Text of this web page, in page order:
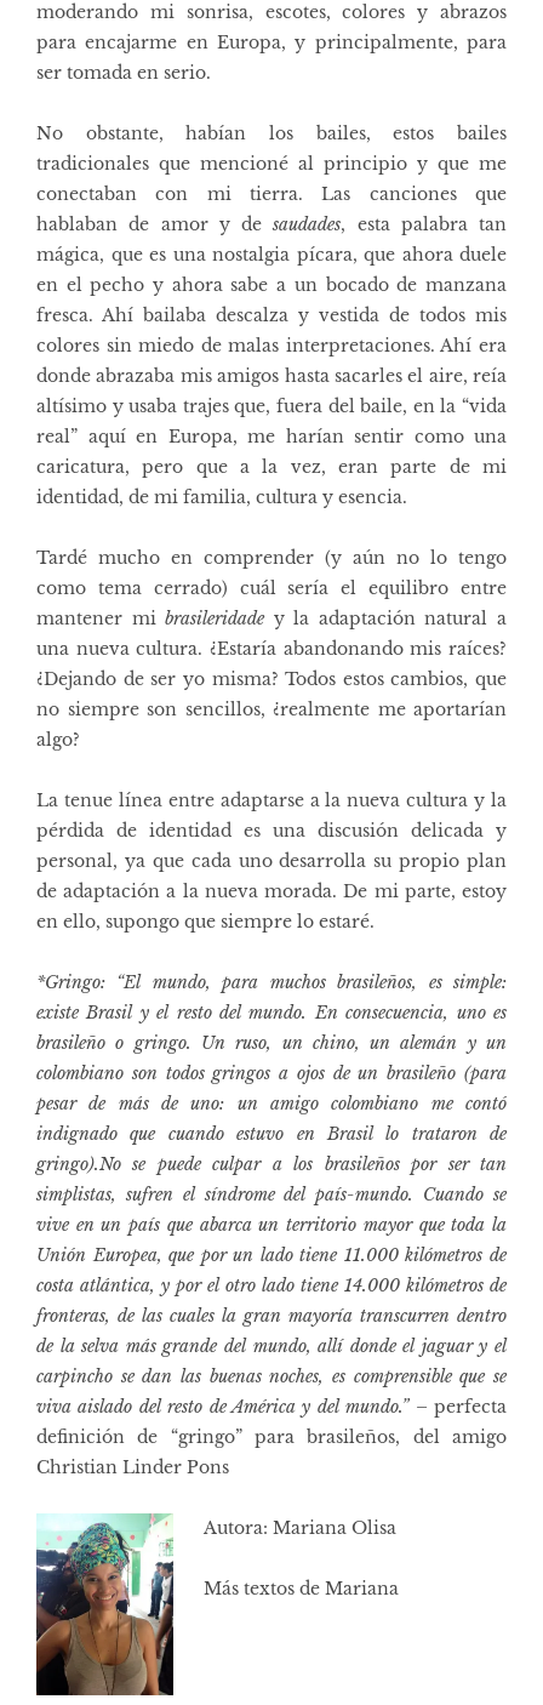
moderando mi sonrisa, escotes, colores y abrazos
para encajarme en Europa, y principalmente, para
ser tomada en serio.
No obstante, habían los bailes, estos bailes
tradicionales que mencioné al principio y que me
conectaban con mi tierra. Las canciones que
hablaban de amor y desaudades, esta palabra tan
mágica, que es una nostalgia pícara, que ahora duele
en el pecho y ahora sabe a un bocado de manzana
fresca. Ahí bailaba descalza y vestida de todos mis
colores sin miedo de malas interpretaciones. Ahí era
donde abrazaba mis amigos hasta sacarles el aire, reía
altísimo y usaba trajes que, fuera del baile, en la “vida
real” aquí en Europa, me harían sentir como una
caricatura, pero que a la vez, eran parte de mi
identidad, de mi familia, cultura y esencia.
Tardé mucho en comprender (y aún no lo tengo
como tema cerrado) cuál sería el equilibro entre
mantener mibrasileridadey la adaptación natural a
una nueva cultura. ¿Estaría abandonando mis raíces?
¿Dejando de ser yo misma? Todos estos cambios, que
no siempre son sencillos, ¿realmente me aportarían
algo?
La tenue línea entre adaptarse a la nueva cultura y la
pérdida de identidad es una discusión delicada y
personal, ya que cada uno desarrolla su propio plan
de adaptación a la nueva morada. De mi parte, estoy
en ello, supongo que siempre lo estaré.
*Gringo: “El mundo, para muchos brasileños, es simple:
existe Brasil y el resto del mundo. En consecuencia, uno es
brasileño o gringo. Un ruso, un chino, un alemán y un
colombiano son todos gringos a ojos de un brasileño (para
pesar de más de uno: un amigo colombiano me contó
indignado que cuando estuvo en Brasil lo trataron de
gringo).No se puede culpar a los brasileños por ser tan
simplistas, sufren el síndrome del país-mundo. Cuando se
vive en un país que abarca un territorio mayor que toda la
Unión Europea, que por un lado tiene 11.000 kilómetros de
costa atlántica, y por el otro lado tiene 14.000 kilómetros de
fronteras, de las cuales la gran mayoría transcurren dentro
de la selva más grande del mundo, allí donde el jaguar y el
carpincho se dan las buenas noches, es comprensible que se
viva aislado del resto de América y del mundo.”– perfecta
definición de “gringo” para brasileños, del amigo
Christian Linder Pons
Autora: Mariana Olisa
Más textos de Mariana